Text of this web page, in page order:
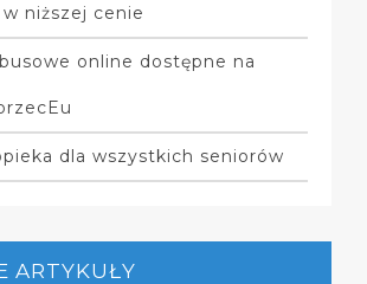
niższej cenie
online dostępne na
dla wszystkich seniorów
ARTYKUŁY